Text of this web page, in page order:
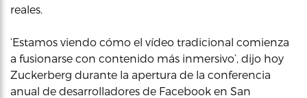
reales.
‘Estamos viendo cómo el vídeo tradicional comienza
a fusionarse con contenido más inmersivo’, dijo hoy
Zuckerberg durante la apertura de la conferencia
anual de desarrolladores de Facebook en San